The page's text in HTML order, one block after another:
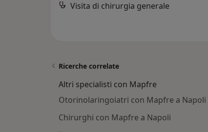
Visita di chirurgia generale
Ricerche correlate
Altri specialisti con Mapfre
Otorinolaringoiatri con Mapfre a Napoli
Chirurghi con Mapfre a Napoli